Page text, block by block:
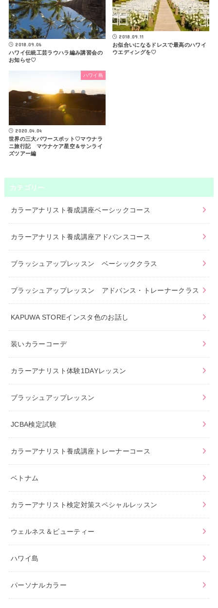
2018.09.06
ハワイ伝統工芸ラウハラ編み講習会の
お知らせ♡
2018.09.11
お似合いになるドレスで最高のハワイ
ウエディングを♡
ハワイ島
2020.04.04
世界の三大パワースポット♡マウナラ
ニ旅行記 マウナケア星空＆サンライ
ズツアー編
カテゴリー
カラーアナリスト養成講座ベーシックコース
カラーアナリスト養成講座アドバンスコース
ブラッシュアップレッスン ベーシッククラス
ブラッシュアップレッスン アドバンス・トレーナークラス
KAPUWA STOREインスタ色のお話し
装いカラーコーデ
カラーアナリスト体験1DAYレッスン
ブラッシュアップレッスン
JCBA検定試験
カラーアナリスト養成講座トレーナーコース
ベトナム
カラーアナリスト検定対策スペシャルレッスン
ウェルネス＆ビューティー
ハワイ島
パーソナルカラー